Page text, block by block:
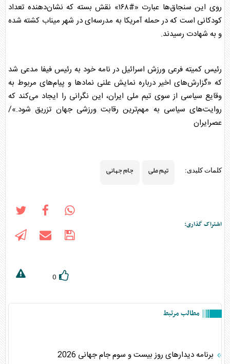
روی این سنجاق‌ها عبارت «#۱۶۸» نقش بسته که نشان‌دهنده تعداد
کودکانی است که در حمله آمریکا به مدرسه‌ای در شهر میناب کشته شده
و به شهادت رسیدند.
رئیس کمیته فرعی ورزش اسرائیل در نامه خود به رئیس فیفا مدعی شد
که «گزارش‌های اخیر درباره نمایش علنی نماد‌ها و پیام‌های مربوط به
وقایع سیاسی از سوی تیم ملی ایران، این نگرانی را ایجاد می‌کند که
روایت‌های سیاسی به مهم‌ترین رقابت ورزشی جهان تزریق شود.»/
عصرایران
کلمات کلیدی: تیم ملی جام جهانی
اشتراک گذاری:
0
مطالب مرتبط
برنامه دیدارهای روز بیست و سوم جام جهانی 2026